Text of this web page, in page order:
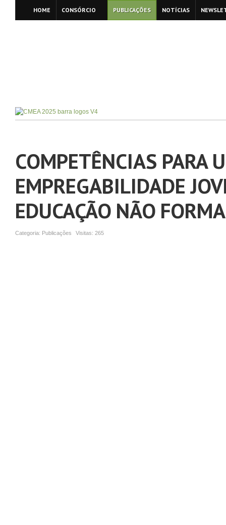
HOME CONSÓRCIO PUBLICAÇÕES NOTÍCIAS
COMPETÊNCIAS PARA
EMPREGABILIDADE
EDUCAÇÃO NÃO
Categoria: Publicações Visitas: 265